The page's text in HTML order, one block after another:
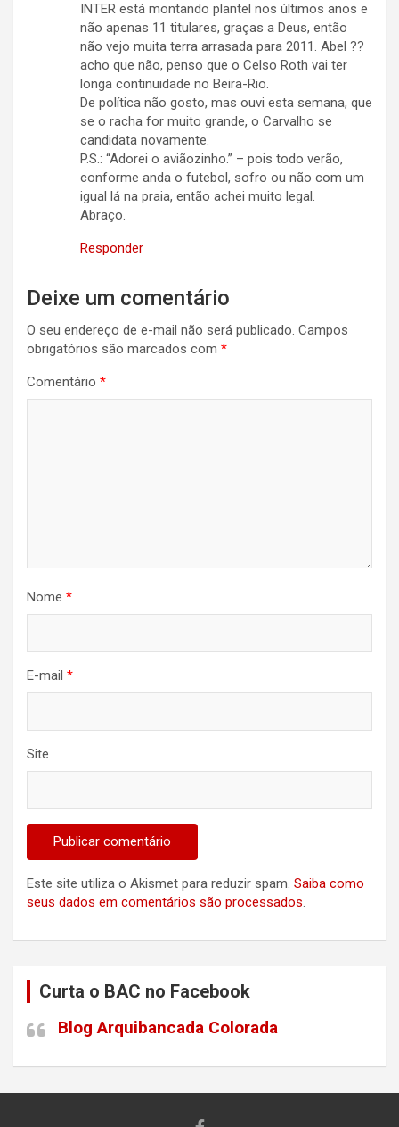
INTER está montando plantel nos últimos anos e
não apenas 11 titulares, graças a Deus, então
não vejo muita terra arrasada para 2011. Abel ??
acho que não, penso que o Celso Roth vai ter
longa continuidade no Beira-Rio.
De política não gosto, mas ouvi esta semana, que
se o racha for muito grande, o Carvalho se
candidata novamente.
P.S.: “Adorei o aviãozinho.” – pois todo verão,
conforme anda o futebol, sofro ou não com um
igual lá na praia, então achei muito legal.
Abraço.
Responder
Deixe um comentário
O seu endereço de e-mail não será publicado. Campos
obrigatórios são marcados com *
Comentário *
Nome *
E-mail *
Site
Este site utiliza o Akismet para reduzir spam. Saiba como
seus dados em comentários são processados.
Curta o BAC no Facebook
Blog Arquibancada Colorada